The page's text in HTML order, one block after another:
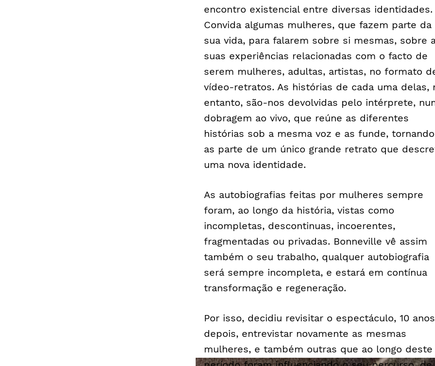
encontro existencial entre diversas identidades.
Convida algumas mulheres, que fazem parte da
sua vida, para falarem sobre si mesmas, sobre
suas experiências relacionadas com o facto de
serem mulheres, adultas, artistas, no formato
vídeo-retratos. As histórias de cada uma delas,
entanto, são-nos devolvidas pelo intérprete,
dobragem ao vivo, que reúne as diferentes
histórias sob a mesma voz e as funde,
as parte de um único grande retrato que
uma nova identidade.
As autobiografias feitas por mulheres sempre
foram, ao longo da história, vistas como
incompletas, descontinuas, incoerentes,
fragmentadas ou privadas. Bonneville vê assim
também o seu trabalho, qualquer autobiografia
será sempre incompleta, e estará em contínua
transformação e regeneração.
Por isso, decidiu revisitar o espectáculo, 10 anos
depois, entrevistar novamente as mesmas
mulheres, e também outras que ao longo deste